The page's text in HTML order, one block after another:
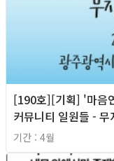
[190호][기획] '마음
커뮤니티 일원들 -
기간 : 4월